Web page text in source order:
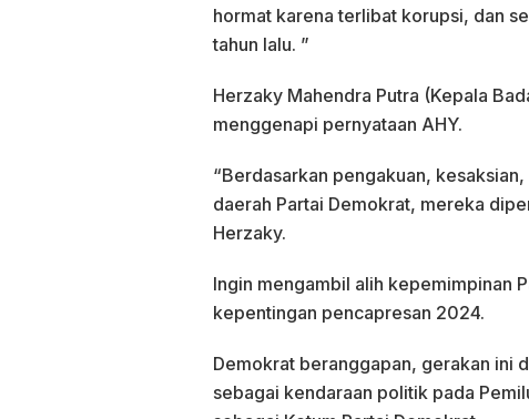
hormat karena terlibat korupsi, dan
tahun lalu. ”
Herzaky Mahendra Putra (Kepala
menggenapi pernyataan AHY.
“Berdasarkan pengakuan,
daerah Partai Demokrat, mereka
Herzaky.
Ingin mengambil alih kepemimpinan
kepentingan pencapresan 2024.
Demokrat beranggapan, gerakan ini
sebagai kendaraan politik pada